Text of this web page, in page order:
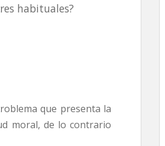
habituales?
que presenta la
moral, de lo contrario